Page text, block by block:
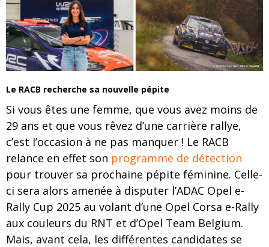
Le RACB recherche sa nouvelle pépite
Si vous êtes une femme, que vous avez moins de
29 ans et que vous rêvez d’une carrière rallye,
c’est l’occasion à ne pas manquer ! Le RACB
relance en effet son programme de détection
pour trouver sa prochaine pépite féminine. Celle-
ci sera alors amenée à disputer l’ADAC Opel e-
Rally Cup 2025 au volant d’une Opel Corsa e-Rally
aux couleurs du RNT et d’Opel Team Belgium.
Mais, avant cela, les différentes candidates se